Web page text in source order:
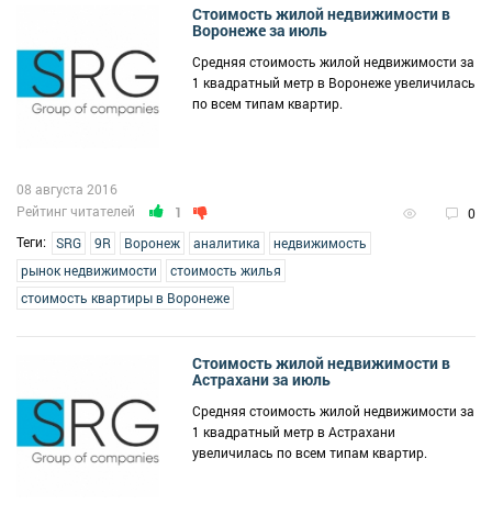
Стоимость жилой недвижимости в
Воронеже за июль
Средняя стоимость жилой недвижимости за
1 квадратный метр в Воронеже увеличилась
по всем типам квартир.
Рейтинг читателей 1 0
08 августа 2016
Теги: SRG 9R Воронеж аналитика
недвижимость
рынок недвижимости
стоимость жилья
стоимость квартиры в Воронеже
Стоимость жилой недвижимости в
Астрахани за июль
Средняя стоимость жилой недвижимости за
1 квадратный метр в Астрахани
увеличилась по всем типам квартир.